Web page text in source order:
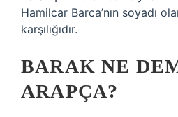
Hamilcar Barca’nın soyadı
karşılığıdır.
BARAK NE
ARAPÇA?